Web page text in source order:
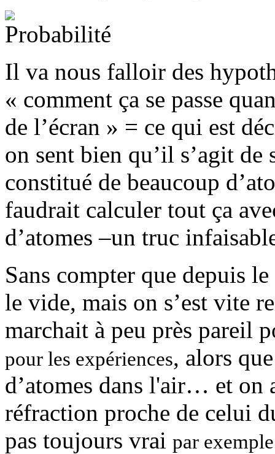
Il va nous falloir des
« comment ça se passe
de l’écran » = ce qui est
on sent bien qu’il s’agit
constitué de beaucoup
faudrait calculer tout ça
d’atomes –un truc
Sans compter que depuis
le vide, mais on s’est vite
marchait à peu près pareil
pour les expériences, alors
d’atomes dans l'air… et on
réfraction proche de celui
pas toujours vrai par